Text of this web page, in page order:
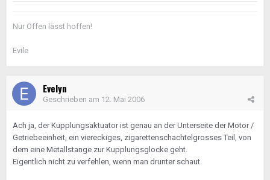
Nur Offen lässt hoffen!
Evile
Evelyn
Geschrieben am 12. Mai 2006
Ach ja, der Kupplungsaktuator ist genau an der Unterseite der Motor /
Getriebeeinheit, ein viereckiges, zigarettenschachtelgrosses Teil, von
dem eine Metallstange zur Kupplungsglocke geht.
Eigentlich nicht zu verfehlen, wenn man drunter schaut.